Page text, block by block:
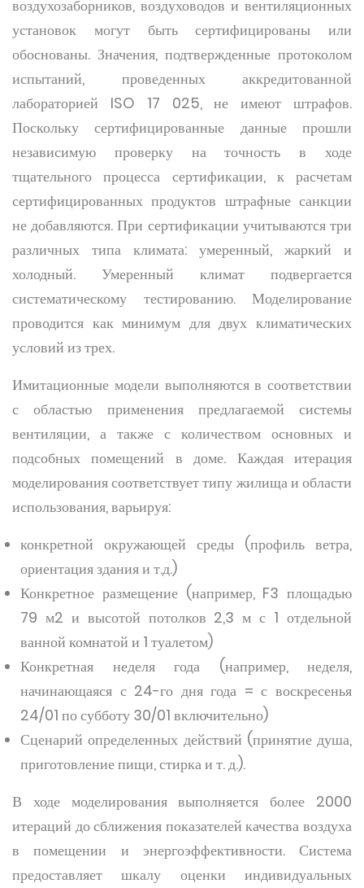
воздухозаборников, воздуховодов и вентиляционных
установок могут быть сертифицированы или
обоснованы. Значения, подтвержденные протоколом
испытаний, проведенных аккредитованной
лабораторией ISO 17 025, не имеют штрафов.
Поскольку сертифицированные данные прошли
независимую проверку на точность в ходе
тщательного процесса сертификации, к расчетам
сертифицированных продуктов штрафные санкции
не добавляются. При сертификации учитываются три
различных типа климата: умеренный, жаркий и
холодный. Умеренный климат подвергается
систематическому тестированию. Моделирование
проводится как минимум для двух климатических
условий из трех.
Имитационные модели выполняются в соответствии
с областью применения предлагаемой системы
вентиляции, а также с количеством основных и
подсобных помещений в доме. Каждая итерация
моделирования соответствует типу жилища и области
использования, варьируя:
конкретной окружающей среды (профиль ветра,
ориентация здания и т.д.)
Конкретное размещение (например, F3 площадью
79 м2 и высотой потолков 2,3 м с 1 отдельной
ванной комнатой и 1 туалетом)
Конкретная неделя года (например, неделя,
начинающаяся с 24-го дня года = с воскресенья
24/01 по субботу 30/01 включительно)
Сценарий определенных действий (принятие душа,
приготовление пищи, стирка и т. д.).
В ходе моделирования выполняется более 2000
итераций до сближения показателей качества воздуха
в помещении и энергоэффективности. Система
предоставляет шкалу оценки индивидуальных